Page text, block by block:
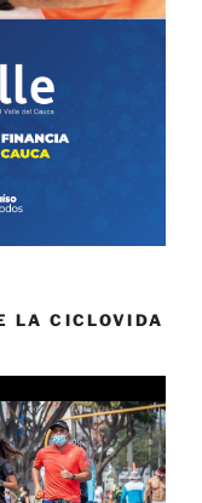
LA CICLOVIDA